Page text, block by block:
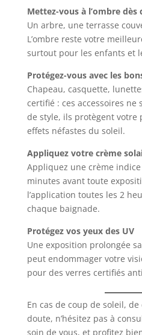
Mettez-vous à l’ombre dès
Un arbre, une terrasse
L’ombre reste votre
surtout pour les enfants et
Protégez-vous avec les
Chapeau, casquette,
certifié : ces accessoires ne
de style, ils protègent votre
effets néfastes du soleil.
Appliquez votre crème
Appliquez une crème
minutes avant toute
l’application toutes les 2
chaque baignade.
Protégez vos yeux des UV
Une exposition prolongée
peut endommager votre
pour des verres certifiés
En cas de coup de soleil,
doute, n’hésitez pas à
soin de vous, et profitez